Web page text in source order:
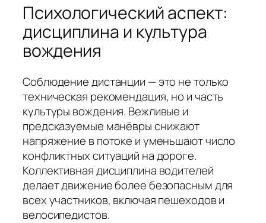
Психологический аспект:
дисциплина и культура
вождения
Соблюдение дистанции — это не только
техническая рекомендация, но и часть
культуры вождения. Вежливые и
предсказуемые манёвры снижают
напряжение в потоке и уменьшают число
конфликтных ситуаций на дороге.
Коллективная дисциплина водителей
делает движение более безопасным для
всех участников, включая пешеходов и
велосипедистов.